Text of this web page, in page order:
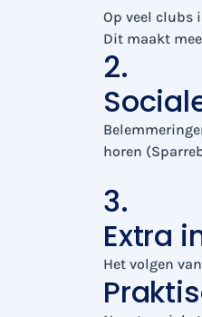
Op veel clubs
Dit maakt
2.
horen
3.
Extra
Het volgen